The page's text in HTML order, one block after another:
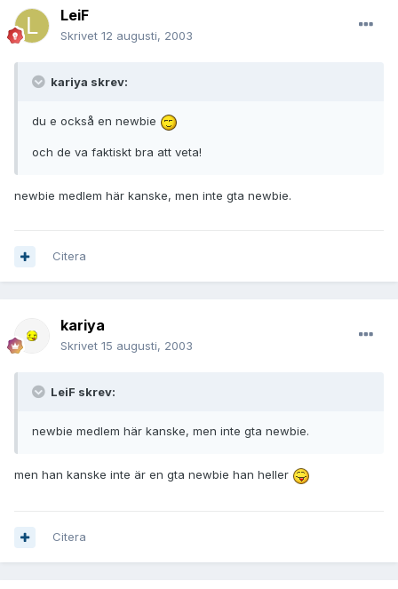
LeiF
Skrivet 12 augusti, 2003
kariya skrev:
du e också en newbie
och de va faktiskt bra att veta!
newbie medlem här kanske, men inte gta newbie.
Citera
kariya
Skrivet 15 augusti, 2003
LeiF skrev:
newbie medlem här kanske, men inte gta newbie.
men han kanske inte är en gta newbie han heller
Citera